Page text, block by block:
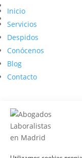
Inicio
Servicios
Despidos
Conócenos
Blog
Contacto
Contacto